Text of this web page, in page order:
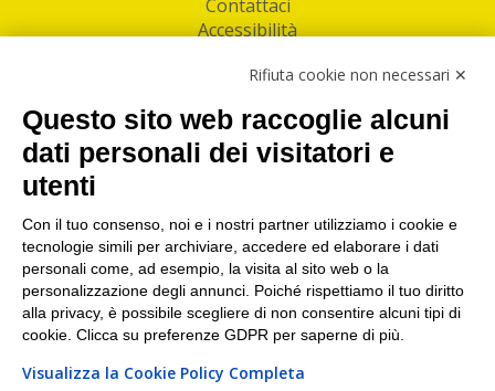
Contattaci
Accessibilità
Facebook
Linkedin
I nostri punti di ritiro e spedizione pacchi nelle
maggiori città italiane
Torino|Milano|Roma|Bologna|Firenze| Genova
Napoli|Varese
Rifiuta cookie non necessari ✕
Questo sito web raccoglie alcuni
dati personali dei visitatori e
utenti
Con il tuo consenso, noi e i nostri partner utilizziamo i cookie e
tecnologie simili per archiviare, accedere ed elaborare i dati
personali come, ad esempio, la visita al sito web o la
personalizzazione degli annunci. Poiché rispettiamo il tuo diritto
alla privacy, è possibile scegliere di non consentire alcuni tipi di
cookie. Clicca su preferenze GDPR per saperne di più.
Visualizza la Cookie Policy Completa